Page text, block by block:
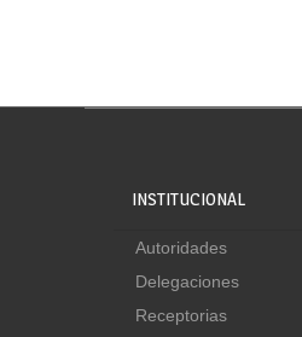
INSTITUCIONAL
Autoridades
Delegaciones
Receptorias